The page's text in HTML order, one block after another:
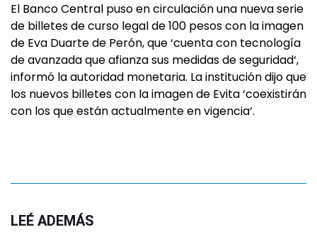
El Banco Central puso en circulación una nueva serie
de billetes de curso legal de 100 pesos con la imagen
de Eva Duarte de Perón, que ‘cuenta con tecnología
de avanzada que afianza sus medidas de seguridad‘,
informó la autoridad monetaria. La institución dijo que
los nuevos billetes con la imagen de Evita ‘coexistirán
con los que están actualmente en vigencia‘.
LEÉ ADEMÁS